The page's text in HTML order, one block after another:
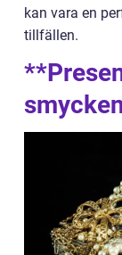
kan vara en
tillfällen.